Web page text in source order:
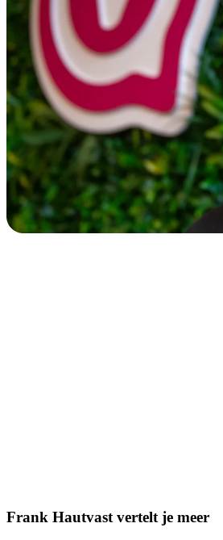
Frank Hautvast vertelt je meer